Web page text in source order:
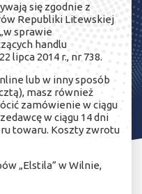
się zgodnie z
Republiki Litewskiej
sprawie
handlu
lipca 2014 r., nr 738.
lub w inny sposób
masz również
zamówienie w ciągu
w ciągu 14 dni
towaru. Koszty zwrotu
„Elstila” w Wilnie,